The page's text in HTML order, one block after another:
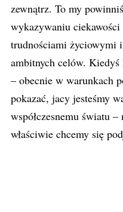
zewnątrz. To my
wykazywaniu
trudnościami życiowymi
ambitnych celów.
– obecnie w warunkach
pokazać, jacy jesteśmy
współczesnemu światu
właściwie chcemy się